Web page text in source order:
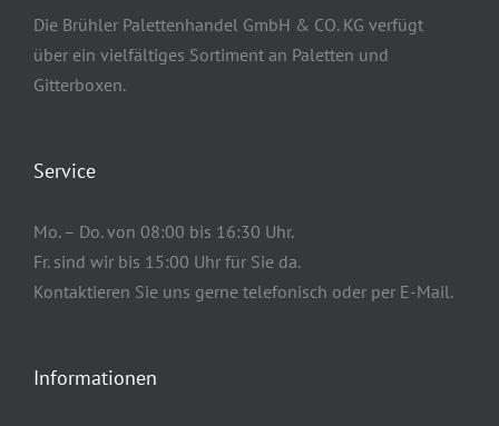
Die Brühler Palettenhandel GmbH & CO. KG verfügt
über ein vielfältiges Sortiment an Paletten und
Gitterboxen.
Service
Mo. – Do. von 08:00 bis 16:30 Uhr.
Fr. sind wir bis 15:00 Uhr für Sie da.
Kontaktieren Sie uns gerne telefonisch oder per E-Mail.
Informationen